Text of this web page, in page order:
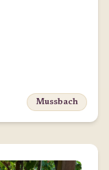
Mussbach